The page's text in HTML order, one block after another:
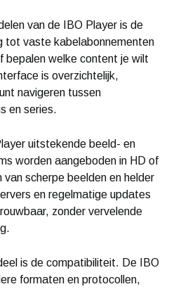
van de IBO Player is de
tot vaste kabelabonnementen
bepalen welke content je wilt
is overzichtelijk,
navigeren tussen
en series.
uitstekende beeld- en
worden aangeboden in HD of
scherpe beelden en helder
en regelmatige updates
zonder vervelende
is de compatibiliteit. De IBO
formaten en protocollen,